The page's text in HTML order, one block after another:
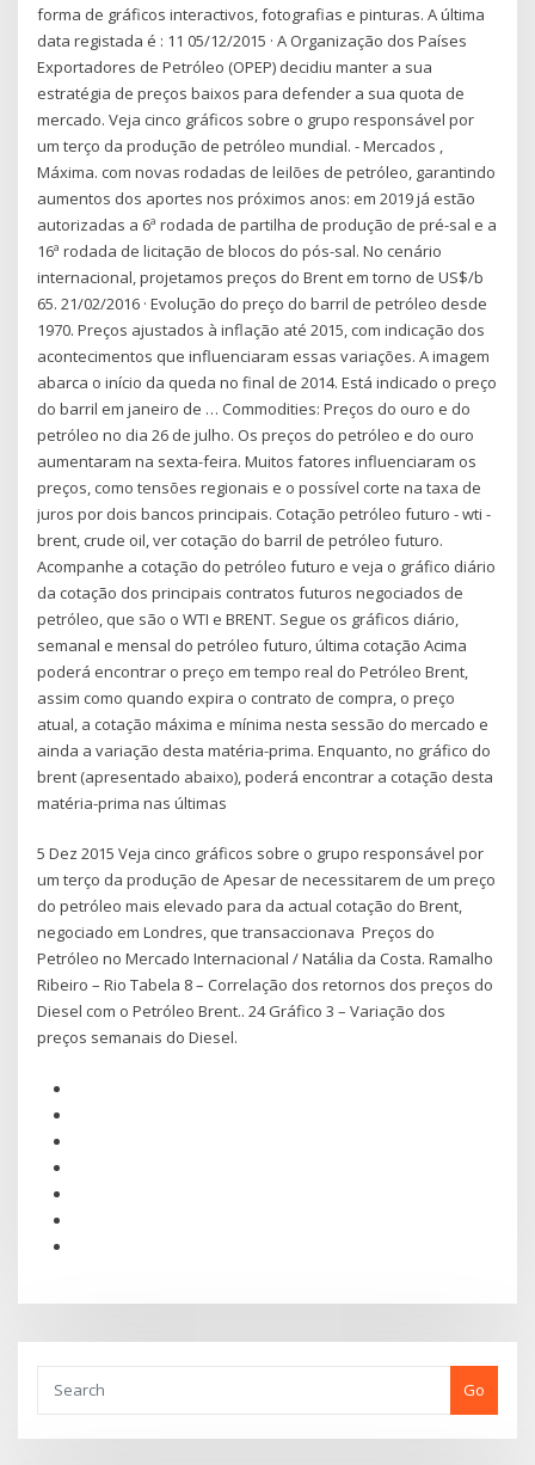
forma de gráficos interactivos, fotografias e pinturas. A última
data registada é : 11 05/12/2015 · A Organização dos Países
Exportadores de Petróleo (OPEP) decidiu manter a sua
estratégia de preços baixos para defender a sua quota de
mercado. Veja cinco gráficos sobre o grupo responsável por
um terço da produção de petróleo mundial. - Mercados ,
Máxima. com novas rodadas de leilões de petróleo, garantindo
aumentos dos aportes nos próximos anos: em 2019 já estão
autorizadas a 6ª rodada de partilha de produção de pré-sal e a
16ª rodada de licitação de blocos do pós-sal. No cenário
internacional, projetamos preços do Brent em torno de US$/b
65. 21/02/2016 · Evolução do preço do barril de petróleo desde
1970. Preços ajustados à inflação até 2015, com indicação dos
acontecimentos que influenciaram essas variações. A imagem
abarca o início da queda no final de 2014. Está indicado o preço
do barril em janeiro de … Commodities: Preços do ouro e do
petróleo no dia 26 de julho. Os preços do petróleo e do ouro
aumentaram na sexta-feira. Muitos fatores influenciaram os
preços, como tensões regionais e o possível corte na taxa de
juros por dois bancos principais. Cotação petróleo futuro - wti -
brent, crude oil, ver cotação do barril de petróleo futuro.
Acompanhe a cotação do petróleo futuro e veja o gráfico diário
da cotação dos principais contratos futuros negociados de
petróleo, que são o WTI e BRENT. Segue os gráficos diário,
semanal e mensal do petróleo futuro, última cotação Acima
poderá encontrar o preço em tempo real do Petróleo Brent,
assim como quando expira o contrato de compra, o preço
atual, a cotação máxima e mínima nesta sessão do mercado e
ainda a variação desta matéria-prima. Enquanto, no gráfico do
brent (apresentado abaixo), poderá encontrar a cotação desta
matéria-prima nas últimas
5 Dez 2015 Veja cinco gráficos sobre o grupo responsável por
um terço da produção de Apesar de necessitarem de um preço
do petróleo mais elevado para da actual cotação do Brent,
negociado em Londres, que transaccionava Preços do
Petróleo no Mercado Internacional / Natália da Costa. Ramalho
Ribeiro – Rio Tabela 8 – Correlação dos retornos dos preços do
Diesel com o Petróleo Brent.. 24 Gráfico 3 – Variação dos
preços semanais do Diesel.
Go